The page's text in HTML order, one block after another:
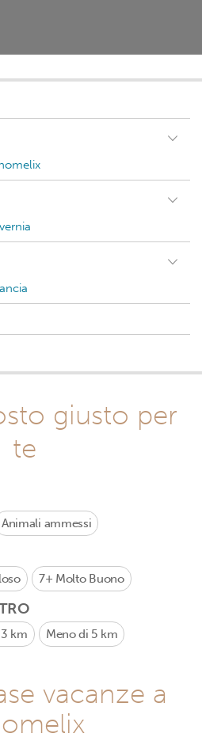
giusto per
te
Animali ammessi
7+ Molto Buono
km Meno di 5 km
vacanze a